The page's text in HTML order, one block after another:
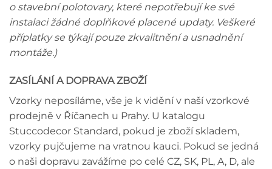
o stavební polotovary, které nepotřebují ke své
instalaci žádné doplňkové placené updaty. Veškeré
příplatky se týkají pouze zkvalitnění a usnadnění
montáže.)
ZASÍLÁNÍ A DOPRAVA ZBOŽÍ
Vzorky neposíláme, vše je k vidění v naší vzorkové
prodejně v Říčanech u Prahy. U katalogu
Stuccodecor Standard, pokud je zboží skladem,
vzorky pujčujeme na vratnou kauci. Pokud se jedná
o naši dopravu zavážíme po celé CZ, SK, PL, A, D, ale